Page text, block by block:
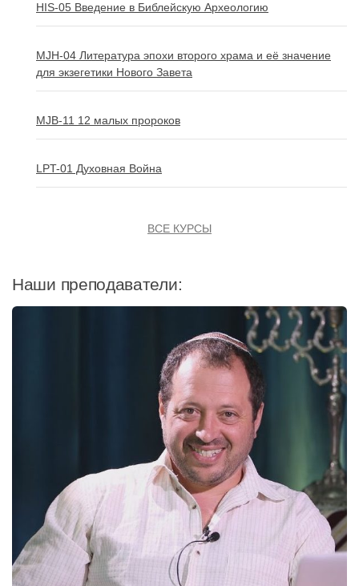
HIS-05 Введение в Библейскую Археологию
MJH-04 Литература эпохи второго храма и её значение
для экзегетики Нового Завета
MJB-11 12 малых пророков
LPT-01 Духовная Война
ВСЕ КУРСЫ
Наши преподаватели: